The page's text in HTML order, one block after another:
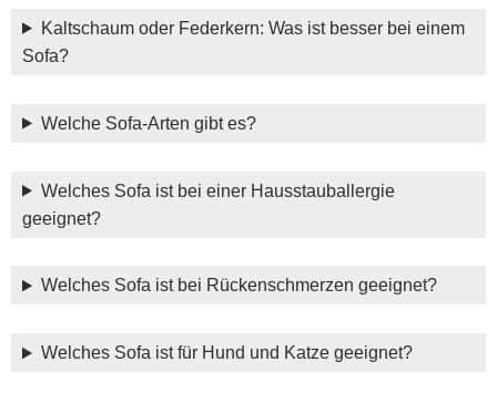
Kaltschaum oder Federkern: Was ist besser bei einem
Sofa?
Welche Sofa-Arten gibt es?
Welches Sofa ist bei einer Hausstauballergie
geeignet?
Welches Sofa ist bei Rückenschmerzen geeignet?
Welches Sofa ist für Hund und Katze geeignet?